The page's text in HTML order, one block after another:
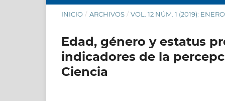
INICIO / ARCHIVOS / VOL. 12 NÚM. 1 (2019):
Edad, género y estatus
indicadores de la
Ciencia